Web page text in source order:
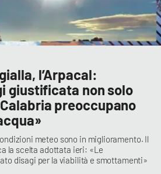
l’Arpacal:
giustificata non solo
preoccupano
meteo sono in miglioramento. Il
la scelta adottata ieri: «Le
disagi per la viabilità e smottamenti»